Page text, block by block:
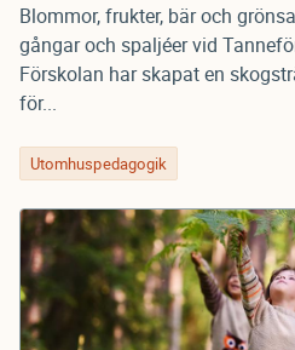
Blommor, frukter, bär och
gångar och spaljéer vid
Förskolan har skapat en
för...
Utomhuspedagogik